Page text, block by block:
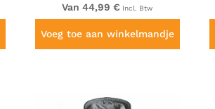
Van 44,99 € Incl. Btw
Voeg toe aan winkelmandje